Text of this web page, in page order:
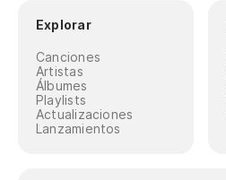
Explorar
Canciones
Artistas
Álbumes
Playlists
Actualizaciones
Lanzamientos